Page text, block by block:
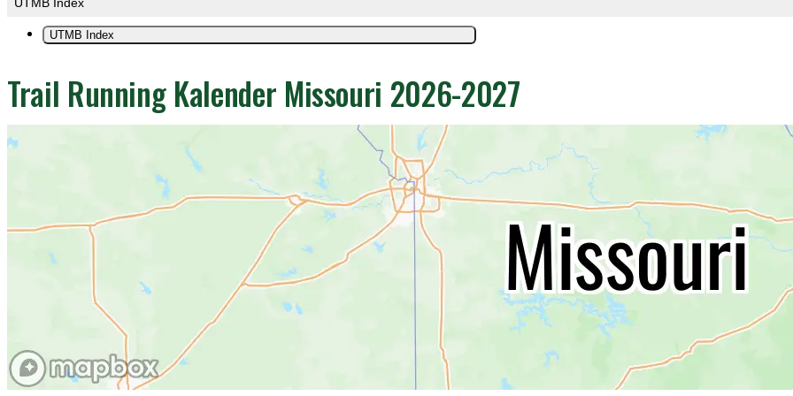
UTMB Index
Trail Running Kalender Missouri 2026-2027